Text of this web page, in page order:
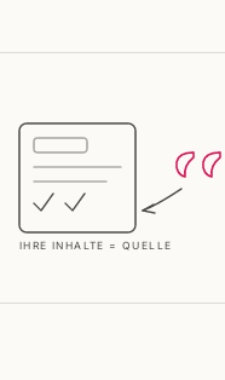
IHRE INHALTE = QUELLE